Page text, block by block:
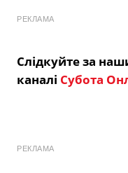
РЕКЛАМА
Слідкуйте за
каналі Субота
РЕКЛАМА